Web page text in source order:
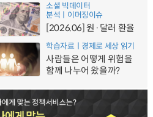
소셜 빅데이터
분석ㅣ이머징이슈
[2026.06] 원·달러 환율
학습자료ㅣ경제로 세상 읽기
사람들은 어떻게 위험을
함께 나누어 왔을까?